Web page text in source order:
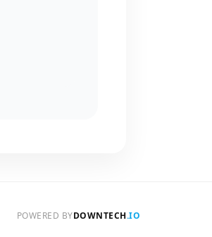
POWERED BYDOWNTECH.IO